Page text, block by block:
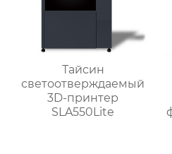
Тайсин
светоотверждаемый
3D-принтер
SLA550Lite